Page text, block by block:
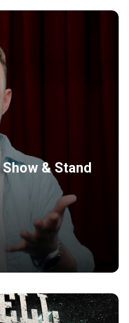
& Stand